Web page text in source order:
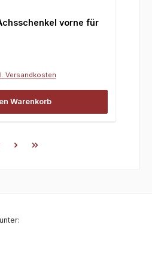
vorne für
Versandkosten
Warenkorb